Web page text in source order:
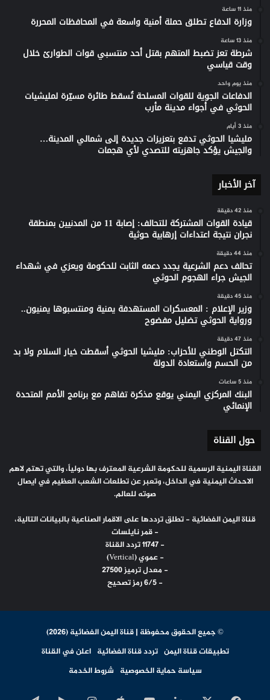
منذ 11 ساعة
وزارة الدفاع تطلق حملة أمنية واسعة في المحافظات المحررة
منذ 13 ساعة
شرطة تعز تضبط المتهم بقتل أحد منتسبي قوات الطوارئ خلال
وقت قياسي
منذ يوم واحد
الدفاعات الجوية للقوات المسلحة تُسقط طائرة مسيّرة لمليشيات
الحوثي في أجواء مدينة مأرب
منذ 3 أيام
مليشيا الحوثي تدفع بتعزيزات جديدة إلى شمالي المدينة…
والجيش يؤكد جاهزيته للتصدي لأي هجمات
آخر الأخبار
منذ 42 دقيقة
قيادة القوات المشتركة للتحالف: إصابة 11 من المدنيين بمنطقة
نجران نتيجة اعتداءات إرهابية حوثية
منذ 44 دقيقة
تحالف دعم الشرعية يجدد دعمه الثابت للحكومة ويعزي في شهداء
الجيش جراء الهجوم الحوثي
منذ 45 دقيقة
وزير الإعلام : المعسكرات المستهدفة يمنية ومنتسبوها يمنيون..
ورواية الحوثي تضليل مفضوح
منذ 47 دقيقة
التكتل الوطني للأحزاب: مليشيا الحوثي أسقطت خيار السلام ولا بد
من الحسم واستعادة الدولة
منذ 5 ساعات
البنك المركزي اليمني يوقع مذكرة تفاهم مع برنامج الأمم المتحدة
الإنمائي
حول القناة
القناة اليمنية الرسمية للحكومة الشرعية المعترف بها دولياً، والتي تهتم لاهم
الاحداث اليمنية في الداخل، وتعبر عن تطلعات الشعب العظيم في ايصال
صوته للعالم.
قناة اليمن الفضائية - تطلق ترددها على الاقمار الصناعية بالبيانات التالية،
- قمر نايلسات
- 11747 تردد القناة
- عموي (Vertical)
- معدل ترميز 27500
- 6/5 رمز تصحيح
© جميع الحقوق محفوظة | قناة اليمن الفضائية (2026)
تطبيقات قناة اليمن تردد قناة الفضائية اعلن في القناة
سياسة حماية الخصوصية شروط الخدمة